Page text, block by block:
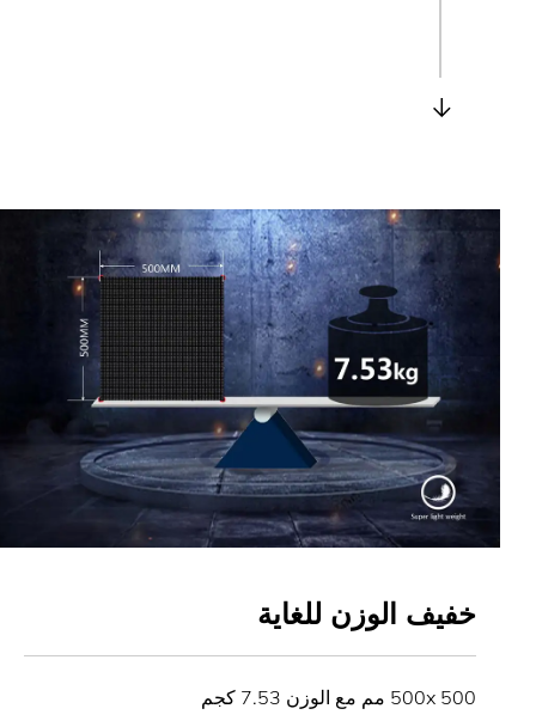
خفيف الوزن للغاية
500x 500 مم مع الوزن 7.53 كجم